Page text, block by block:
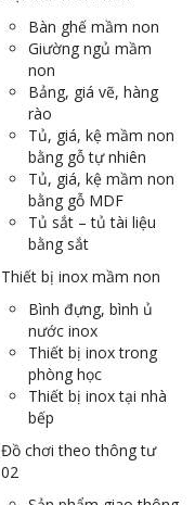
Bàn ghế mầm non
Giường ngủ mầm
non
Bảng, giá vẽ, hàng
rào
Tủ, giá, kệ mầm non
bằng gỗ tự nhiên
Tủ, giá, kệ mầm non
bằng gỗ MDF
Tủ sắt – tủ tài liệu
bằng sắt
Thiết bị inox mầm non
Bình đựng, bình ủ
nước inox
Thiết bị inox trong
phòng học
Thiết bị inox tại nhà
bếp
Đồ chơi theo thông tư
02